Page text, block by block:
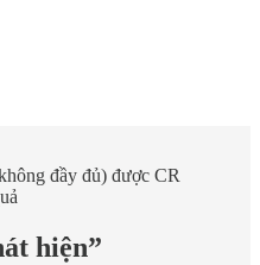
đầy đủ) được CR
hiện”